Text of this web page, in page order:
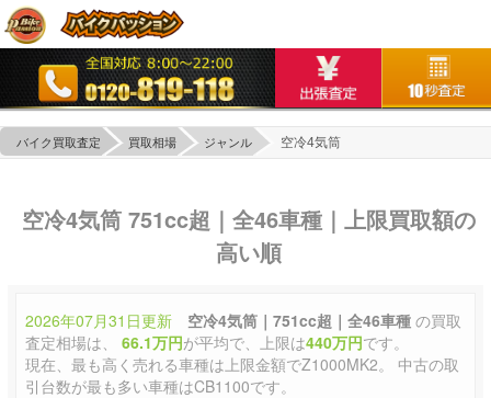
バイク買取査定 買取相場 ジャンル 空冷4気筒
空冷4気筒 751cc超｜全46車種｜上限買取額の
高い順
2026年07月31日更新 空冷4気筒｜751cc超｜全46車種の買取
査定相場は、66.1万円が平均で、上限は440万円です。
現在、最も高く売れる車種は上限金額でZ1000MK2。 中古の取
引台数が最も多い車種はCB1100です。